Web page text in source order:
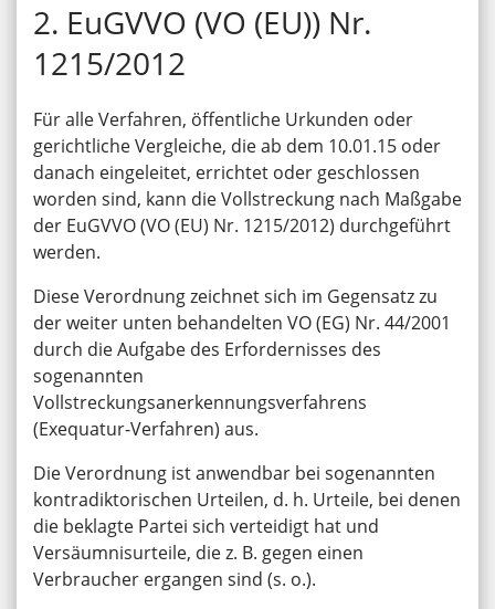
2. EuGVVO (VO (EU)) Nr.
1215/2012
Für alle Verfahren, öffentliche Urkunden oder
gerichtliche Vergleiche, die ab dem 10.01.15 oder
danach eingeleitet, errichtet oder geschlossen
worden sind, kann die Vollstreckung nach Maßgabe
der EuGVVO (VO (EU) Nr. 1215/2012) durchgeführt
werden.
Diese Verordnung zeichnet sich im Gegensatz zu
der weiter unten behandelten VO (EG) Nr. 44/2001
durch die Aufgabe des Erfordernisses des
sogenannten
Vollstreckungsanerkennungsverfahrens
(Exequatur-Verfahren) aus.
Die Verordnung ist anwendbar bei sogenannten
kontradiktorischen Urteilen, d. h. Urteile, bei denen
die beklagte Partei sich verteidigt hat und
Versäumnisurteile, die z. B. gegen einen
Verbraucher ergangen sind (s. o.).